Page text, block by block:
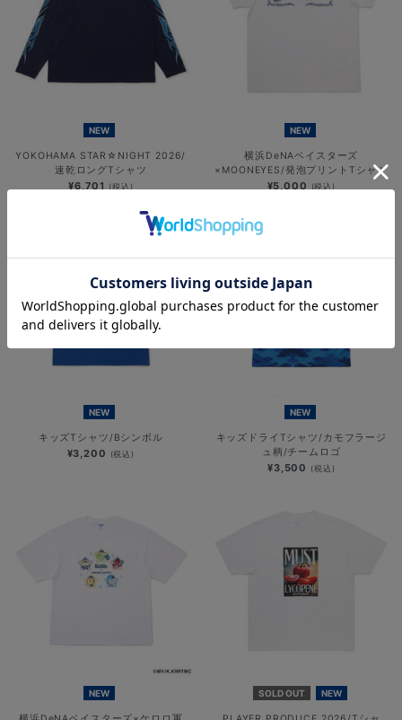
NEW
YOKOHAMA STAR☆NIGHT 2026/
速乾ロングTシャツ
¥6,701 (税込)
NEW
横浜DeNAベイスターズ
×MOONEYES/発泡プリントTシャツ
¥5,000 (税込)
NEW
キッズTシャツ/Bシンボル
¥3,200 (税込)
NEW
キッズドライTシャツ/カモフラージ
ュ柄/チームロゴ
¥3,500 (税込)
NEW SOLD OUT NEW